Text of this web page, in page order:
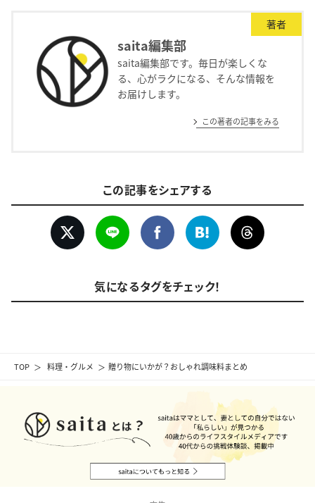
TOP 料理・グルメ 贈り物にいかが？おしゃれ調味料まとめ
著者
saita編集部
saita編集部です。毎日が楽しくな
る、心がラクになる、そんな情報を
お届けします。
この著者の記事をみる
この記事をシェアする
気になるタグをチェック！